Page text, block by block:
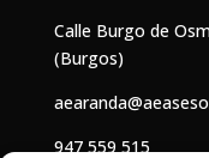
Calle Burgo de
(Burgos)
947 559 515